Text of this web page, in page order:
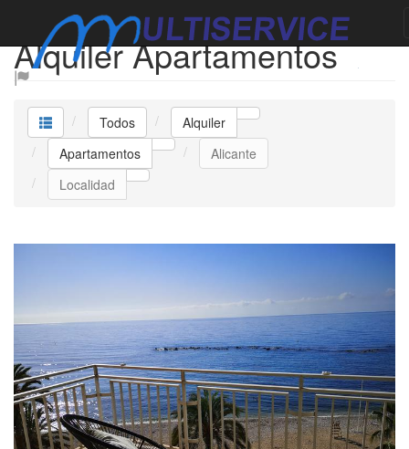
Alquiler Apartamentos
Todos
Alquiler
Apartamentos
Alicante
Localidad